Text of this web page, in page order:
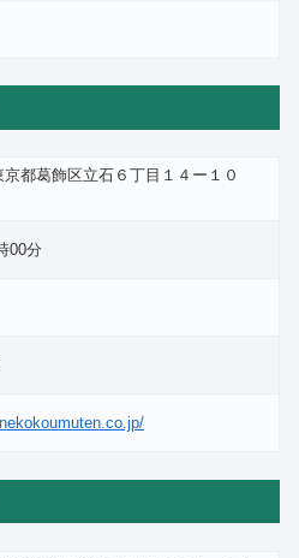
京都葛飾区立石６丁目１４ー１０
00分